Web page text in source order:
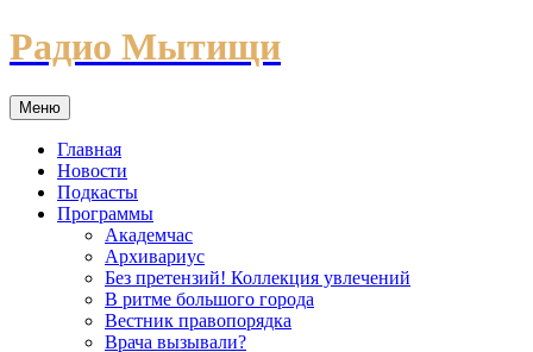
Перейти
к
Радио Мытищи
Меню
Главная
Новости
Подкасты
Программы
Академчас
Архивариус
Без претензий! Коллекция увлечений
В ритме большого города
Вестник правопорядка
Врача вызывали?